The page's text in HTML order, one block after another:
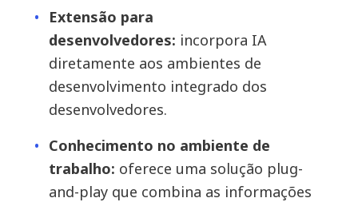
Extensão para
desenvolvedores: incorpora IA
diretamente aos ambientes de
desenvolvimento integrado dos
desenvolvedores.
Conhecimento no ambiente de
trabalho: oferece uma solução plug-
and-play que combina as informações